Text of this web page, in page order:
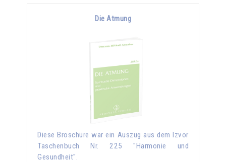
Die Atmung
Diese Broschüre war ein Auszug aus dem Izvor
Taschenbuch Nr. 225 "Harmonie und
Gesundheit".